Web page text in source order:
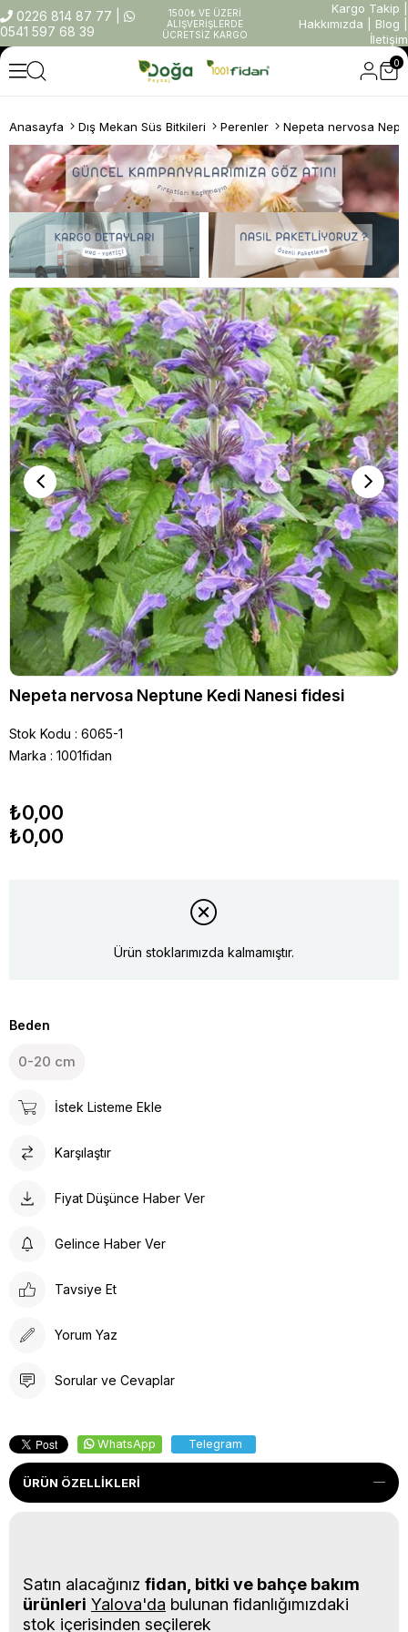
0226 814 87 77
0541 597 68 39
1500₺ VE ÜZERİ
ALIŞVERİŞLERDE
ÜCRETSİZ KARGO
Kargo Takip
Hakkımızda
Blog
İletişim
0
Anasayfa Dış Mekan Süs Bitkileri Perenler Nepeta nervosa
Nepeta nervosa Neptune Kedi Nanesi fidesi
Stok Kodu
6065-1
Marka : 1001fidan
₺0,00
₺0,00
Ürün stoklarımızda kalmamıştır.
Beden
0-20 cm
İstek Listeme Ekle
Karşılaştır
Fiyat Düşünce Haber Ver
Gelince Haber Ver
Tavsiye Et
Yorum Yaz
Sorular ve Cevaplar
WhatsApp Telegram
ÜRÜN ÖZELLIKLERI
Satın alacağınız fidan, bitki ve bahçe bakım
ürünleri Yalova'da bulunan fidanlığımızdaki
stok içerisinden seçilerek